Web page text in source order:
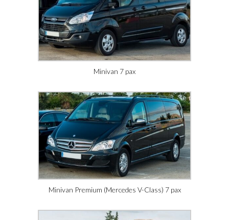
Minivan 7 pax
Minivan Premium (Mercedes V-Class) 7 pax